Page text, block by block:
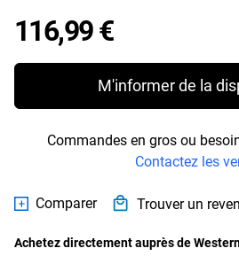
116,99 €Price
M'informer de la
Commandes en gros ou
Contactez les
Comparer Trouver un
Achetez directement auprès de